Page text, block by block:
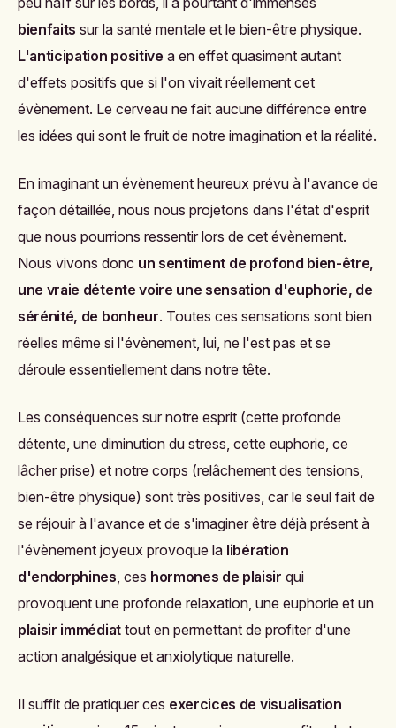
bienfaits sur la santé mentale et le bien-être physique.
L'anticipation positive a en effet quasiment autant
d'effets positifs que si l'on vivait réellement cet
évènement. Le cerveau ne fait aucune différence entre
les idées qui sont le fruit de notre imagination et la réalité.
En imaginant un évènement heureux prévu à l'avance de
façon détaillée, nous nous projetons dans l'état d'esprit
que nous pourrions ressentir lors de cet évènement.
Nous vivons donc un sentiment de profond bien-être,
une vraie détente voire une sensation d'euphorie, de
sérénité, de bonheur. Toutes ces sensations sont bien
réelles même si l'évènement, lui, ne l'est pas et se
déroule essentiellement dans notre tête.
Les conséquences sur notre esprit (cette profonde
détente, une diminution du stress, cette euphorie, ce
lâcher prise) et notre corps (relâchement des tensions,
bien-être physique) sont très positives, car le seul fait de
se réjouir à l'avance et de s'imaginer être déjà présent à
l'évènement joyeux provoque la libération
d'endorphines , ces hormones de plaisir qui
provoquent une profonde relaxation, une euphorie et un
plaisir immédiattout en permettant de profiter d'une
action analgésique et anxiolytique naturelle.
Il suffit de pratiquer ces exercices de visualisation